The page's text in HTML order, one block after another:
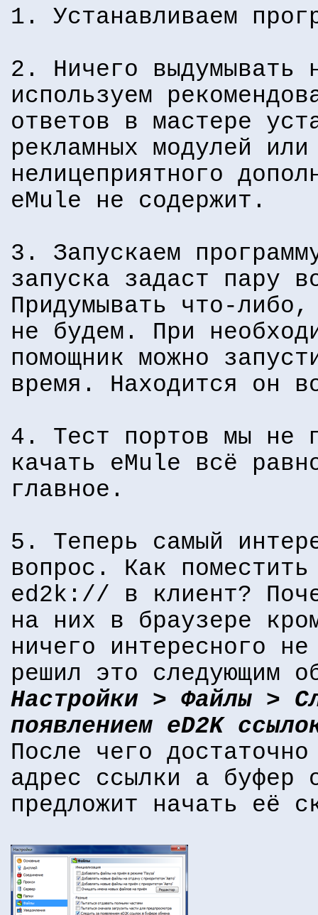
1. Устанавливаем
2. Ничего выдумывать
используем
ответов в мастере
рекламных модулей или
нелицеприятного
eMule не содержит.
3. Запускаем
запуска задаст пару
Придумывать что-
не будем. При
помощник можно
время. Находится он
4. Тест портов мы не
качать eMule всё
главное.
5. Теперь самый
вопрос. Как
ed2k:// в клиент?
на них в браузере
ничего интересного
решил это следующим
Настройки > Файлы >
появлением eD2K
После чего
адрес ссылки а буфер
предложит начать её